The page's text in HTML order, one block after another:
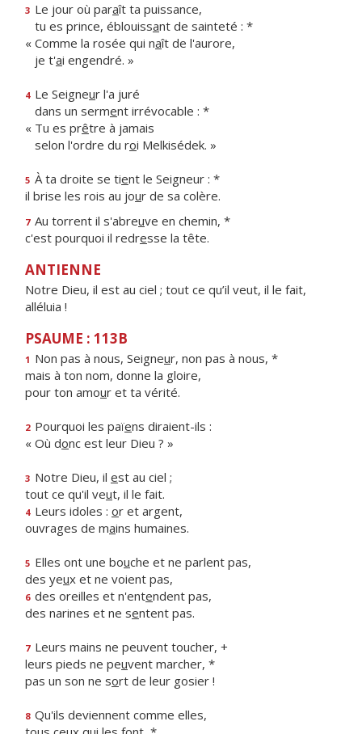
3 Le jour où paraît ta puissance,
tu es prince, éblouissant de sainteté : *
« Comme la rosée qui naît de l'aurore,
je t'ai engendré. »
4 Le Seigneur l'a juré
dans un serment irrévocable : *
« Tu es prêtre à jamais
selon l'ordre du roi Melkisédek. »
5 À ta droite se tient le Seigneur : *
il brise les rois au jour de sa colère.
7 Au torrent il s'abreuve en chemin, *
c'est pourquoi il redresse la tête.
ANTIENNE
Notre Dieu, il est au ciel ; tout ce qu’il veut, il le fait,
alléluia !
PSAUME : 113B
1 Non pas à nous, Seigneur, non pas à nous, *
mais à ton nom, donne la gloire,
pour ton amour et ta vérité.
2 Pourquoi les païens diraient-ils :
« Où donc est leur Dieu ? »
3 Notre Dieu, il est au ciel ;
tout ce qu'il veut, il le fait.
4 Leurs idoles : or et argent,
ouvrages de mains humaines.
5 Elles ont une bouche et ne parlent pas,
des yeux et ne voient pas,
6 des oreilles et n'entendent pas,
des narines et ne sentent pas.
7 Leurs mains ne peuvent toucher, +
leurs pieds ne peuvent marcher, *
pas un son ne sort de leur gosier !
8 Qu'ils deviennent comme elles,